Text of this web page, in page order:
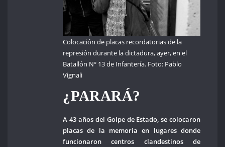
Colocación de placas recordatorias de la
represión durante la dictadura, ayer, en el
Batallón Nº 13 de Infantería. Foto: Pablo
Vignali
¿PARARÁ?
A 43 años del Golpe de Estado, se colocaron
placas de la memoria en lugares donde
funcionaron centros clandestinos de